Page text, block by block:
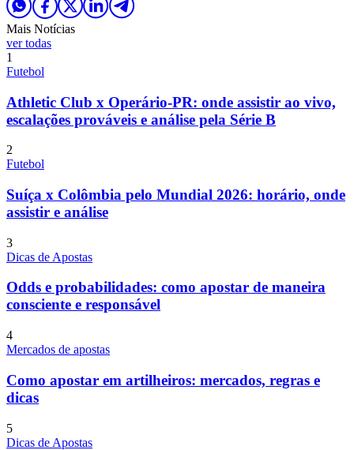
Mais Notícias
ver todas
1
Futebol
Athletic Club x Operário-PR: onde assistir ao vivo,
escalações prováveis e análise pela Série B
2
Futebol
Suíça x Colômbia pelo Mundial 2026: horário, onde
assistir e análise
3
Dicas de Apostas
Odds e probabilidades: como apostar de maneira
consciente e responsável
4
Mercados de apostas
Como apostar em artilheiros: mercados, regras e
dicas
5
Dicas de Apostas